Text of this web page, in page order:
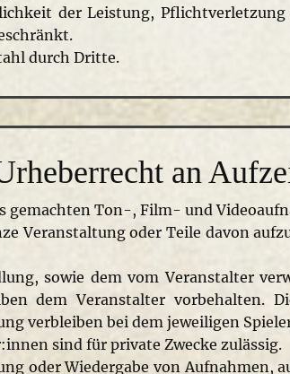
der Leistung,
durch Dritte.
an
gemachten Ton-, Film- und
Veranstaltung oder Teile davon
sowie dem vom Veranstalter
dem Veranstalter vorbehalten.
verbleiben bei dem jeweiligen
sind für private Zwecke zulässig.
oder Wiedergabe von Aufnahmen,